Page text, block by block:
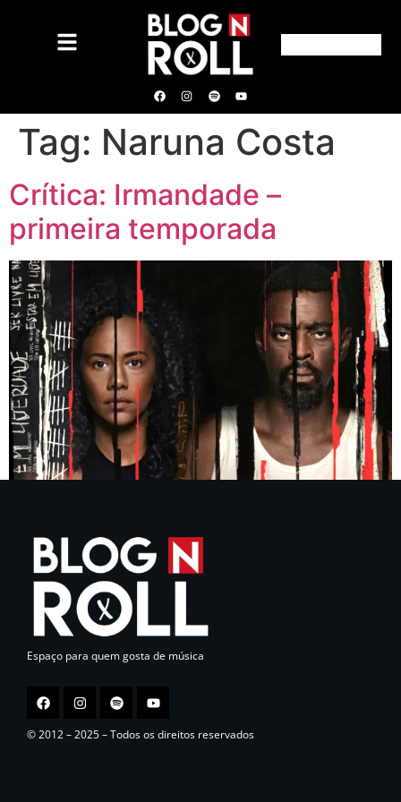
Tag: Naruna Costa
Crítica: Irmandade –
primeira temporada
Espaço para quem gosta de música
© 2012 – 2025 – Todos os direitos reservados